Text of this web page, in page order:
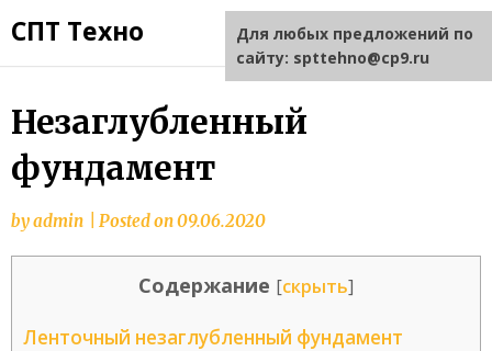
СПТ Техно
Незаглубленный
фундамент
byadmin Posted on09.06.2020
Содержание [скрыть]
Ленточный незаглубленный фундамент
Для любых предложений по
сайту: spttehno@cp9.ru